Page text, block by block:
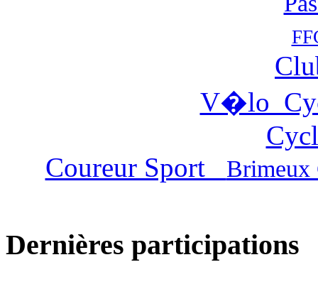
V�lo
Coureur Sport
Brimeux
Dernières participations